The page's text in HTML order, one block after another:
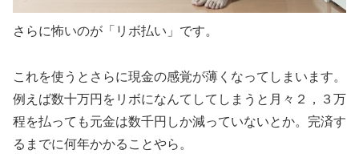
さらに怖いのが「リボ払い」です。
これを使うとさらに現金の感覚が薄くなってしまいます。
例えば数十万円をリボになんてしてしまうと月々２，３万
程を払っても元金は数千円しか減っていないとか。完済す
るまでに何年かかることやら。